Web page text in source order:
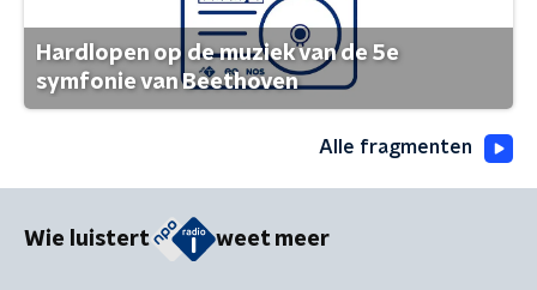
Hardlopen op de muziek van de 5e
symfonie van Beethoven
Alle fragmenten
Wie luistert weet meer